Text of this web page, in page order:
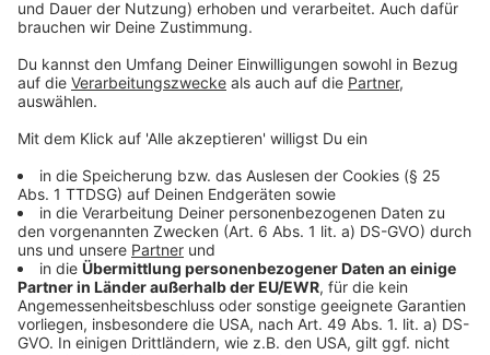
Arbeitsengagement sei dabei besonders relevant, weil
es eng mitMotivation, Produktivität und
Mitarbeiterbindungverbunden sei. Damit greift das
Projekt ein Thema auf, das viele Unternehmen und
Teilnahme bis Mitte Juli möglich
Anzeige
Die Hochschule ruft Beschäftigte aus ganz